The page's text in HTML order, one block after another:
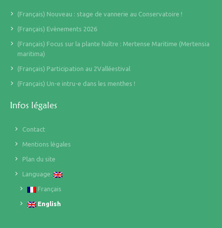
(Français) Nouveau : stage de vannerie au Conservatoire !
(Français) Evènements 2026
(Français) Focus sur la plante huître : Mertense Maritime (Mertensia
maritima)
(Français) Participation au 2Valléestival
(Français) Un-e intru-e dans les menthes !
Infos légales
Contact
Mentions légales
Plan du site
Language:
Français
English